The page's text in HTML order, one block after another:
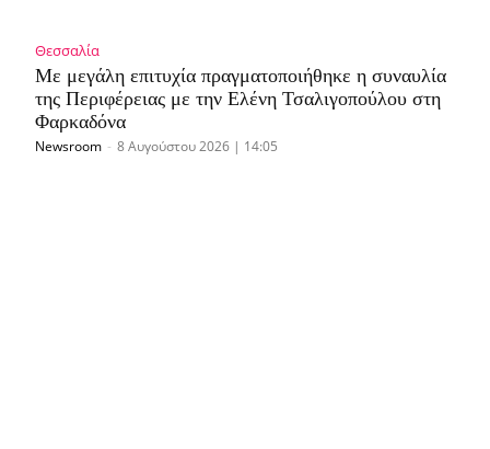
Θεσσαλία
Με μεγάλη επιτυχία πραγματοποιήθηκε η συναυλία
της Περιφέρειας με την Ελένη Τσαλιγοπούλου στη
Φαρκαδόνα
Newsroom - 8 Αυγούστου 2026 | 14:05